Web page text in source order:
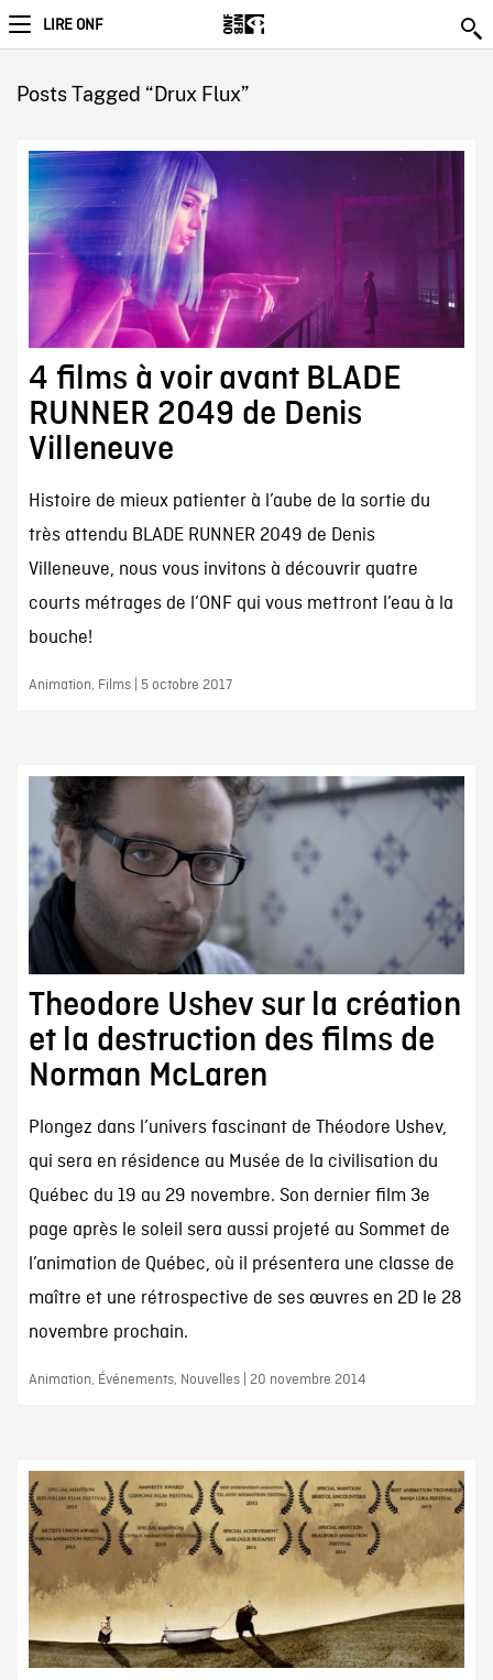
LIRE ONF
Posts Tagged “Drux Flux”
4 films à voir avant BLADE
RUNNER 2049 de Denis
Villeneuve
Histoire de mieux patienter à l’aube de la sortie du
très attendu BLADE RUNNER 2049 de Denis
Villeneuve, nous vous invitons à découvrir quatre
courts métrages de l’ONF qui vous mettront l’eau à la
bouche!
Animation, Films | 5 octobre 2017
Theodore Ushev sur la création
et la destruction des films de
Norman McLaren
Plongez dans l’univers fascinant de Théodore Ushev,
qui sera en résidence au Musée de la civilisation du
Québec du 19 au 29 novembre. Son dernier film 3e
page après le soleil sera aussi projeté au Sommet de
l’animation de Québec, où il présentera une classe de
maître et une rétrospective de ses œuvres en 2D le 28
novembre prochain.
Animation, Événements, Nouvelles | 20 novembre 2014